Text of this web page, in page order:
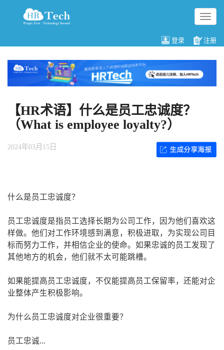
切
换
航
登录 注册
【HR术语】什么是员工忠诚度？
（What is employee loyalty?）
2024年03月15日
什么是员工忠诚度？
员工忠诚度是指员工选择长期为公司工作，因为他们喜欢这
样做。他们对工作环境感到满意，积极进取，为实现公司目
标而努力工作，并相信企业的使命。如果忠诚的员工发现了
其他地方的机会，他们就不太可能跳槽。
如果能提高员工忠诚度，不仅能提高员工保留率，还能对企
业整体产生积极影响。
为什么员工忠诚度对企业很重要？
员工忠诚...